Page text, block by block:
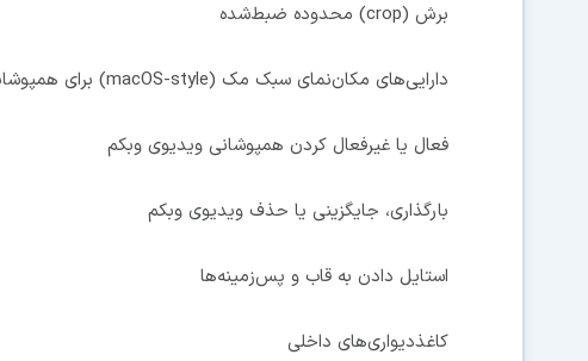
برش (crop) محدوده ضبط‌شده
دارایی‌های مکان‌نمای سبک مک (macOS-style) برای همپوشانی رندر شده
فعال یا غیرفعال کردن همپوشانی ویدیوی وبکم
بارگذاری، جایگزینی یا حذف ویدیوی وبکم
استایل دادن به قاب و پس‌زمینه‌ها
کاغذدیواری‌های داخلی